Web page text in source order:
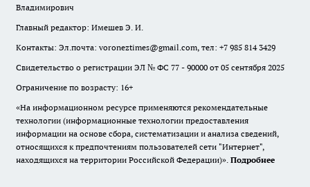
Владимирович
Главный редактор: Имешев Э. И.
Контакты: Эл.почта: voroneztimes@gmail.com, тел: +7 985 814 3429
Свидетельство о регистрации ЭЛ № ФС 77 - 90000 от 05 сентября 2025
Ограничение по возрасту: 16+
«На информационном ресурсе применяются рекомендательные
технологии (информационные технологии предоставления
информации на основе сбора, систематизации и анализа сведений,
относящихся к предпочтениям пользователей сети "Интернет",
находящихся на территории Российской Федерации)». Подробнее